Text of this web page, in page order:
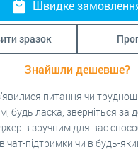
Швидке
зразок
Знайшли дешевше?
питання чи
будь ласка, зверніться за
зручним для вас
чат-підтримки чи в будь-